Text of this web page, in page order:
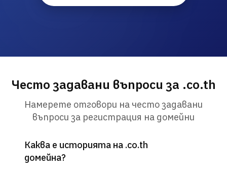
Често задавани въпроси за .co.th
Намерете отговори на често задавани
въпроси за регистрация на домейни
Каква е историята на .co.th
домейна?